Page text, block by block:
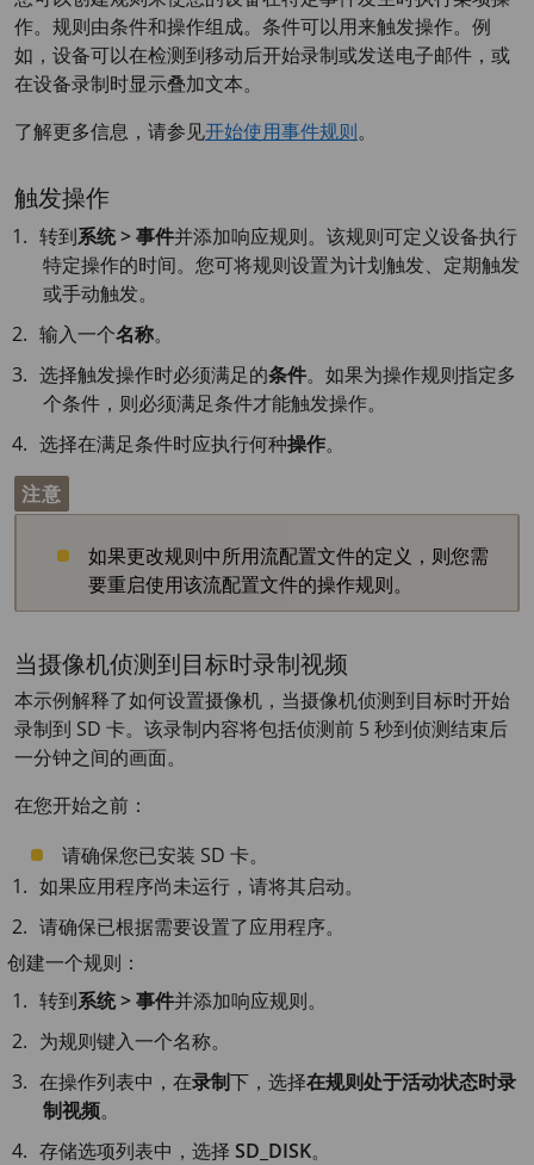
作。规则由条件和操作组成。条件可以用来触发操作。例
如，设备可以在检测到移动后开始录制或发送电子邮件，或
在设备录制时显示叠加文本。
了解更多信息，请参见开始使用事件规则。
触发操作
转到系统 > 事件并添加响应规则。该规则可定义设备执行
特定操作的时间。您可将规则设置为计划触发、定期触发
或手动触发。
输入一个名称。
选择触发操作时必须满足的条件。如果为操作规则指定多
个条件，则必须满足条件才能触发操作。
选择在满足条件时应执行何种操作。
注意
如果更改规则中所用流配置文件的定义，则您需
要重启使用该流配置文件的操作规则。
当摄像机侦测到目标时录制视频
本示例解释了如何设置摄像机，当摄像机侦测到目标时开始
录制到 SD 卡。该录制内容将包括侦测前 5 秒到侦测结束后
一分钟之间的画面。
在您开始之前：
请确保您已安装 SD 卡。
如果应用程序尚未运行，请将其启动。
请确保已根据需要设置了应用程序。
创建一个规则：
转到系统 > 事件并添加响应规则。
为规则键入一个名称。
在操作列表中，在录制下，选择在规则处于活动状态时录
制视频。
存储选项列表中，选择SD_DISK。